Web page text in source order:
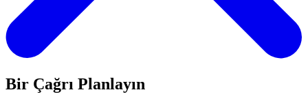
Bir Çağrı Planlayın